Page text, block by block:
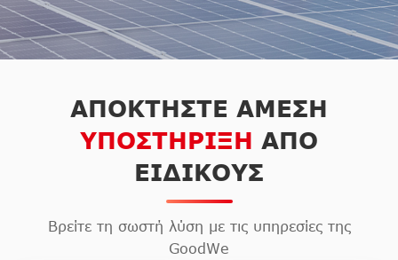
ΑΠΟΚΤΗΣΤΕ ΑΜΕΣΗ
ΥΠΟΣΤΗΡΙΞΗ ΑΠΟ
ΕΙΔΙΚΟΥΣ
Βρείτε τη σωστή λύση με τις υπηρεσίες της
GoodWe